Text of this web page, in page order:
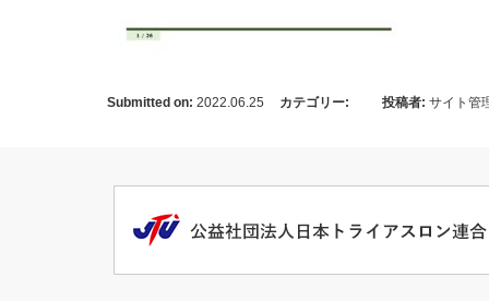
Submitted on: 2022.06.25 カテゴリー: 投稿者: サイト管